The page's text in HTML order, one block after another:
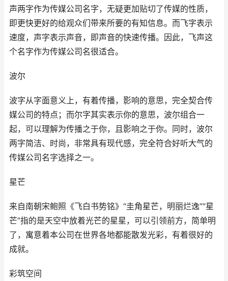
声两字作为传媒公司名字，无疑更加贴切了传媒的性质，
即更快更好的给观众们带来所要的有知信息。而飞字表示
速度，声字表示声音，即声音的快速传播。因此，飞声这
个名字作为传媒公司名很适合。
波尔
波字从字面意义上，有着传播，影响的意思，完全契合传
媒公司的特点；而尔字其实表示你的意思，波尔组合一
起，可以理解为传播之于你，且影响之于你。同时，波尔
两字简洁、时尚，非常具有现代感，完全符合好听大气的
传媒公司名字选择之一。
星芒
来自南朝宋鲍照《飞白书势铭》“圭角星芒，明丽烂逸”“星
芒”指的是天空中放着光芒的星星，可以引领前方，简单明
了，寓意着本公司在世界各地都能散发光彩，有着很好的
成就。
彩筑空间